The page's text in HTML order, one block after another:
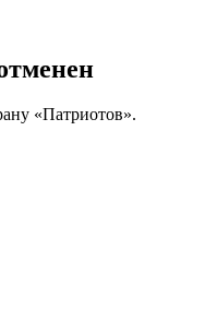
«Патриотов».